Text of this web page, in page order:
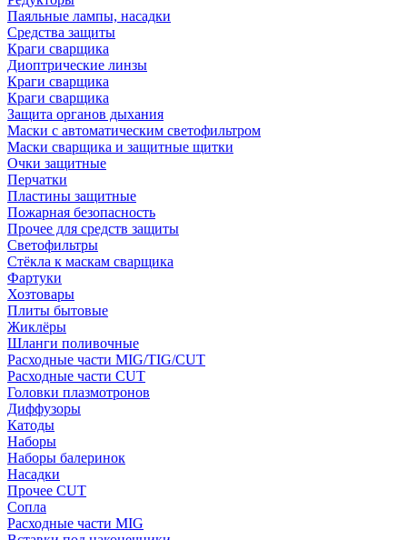
Паяльные лампы, насадки
Средства защиты
Краги сварщика
Диоптрические линзы
Краги сварщика
Краги сварщика
Защита органов дыхания
Маски с автоматическим светофильтром
Маски сварщика и защитные щитки
Очки защитные
Перчатки
Пластины защитные
Пожарная безопасность
Прочее для средств защиты
Светофильтры
Стёкла к маскам сварщика
Фартуки
Хозтовары
Плиты бытовые
Жиклёры
Шланги поливочные
Расходные части MIG/TIG/CUT
Расходные части CUT
Головки плазмотронов
Диффузоры
Катоды
Наборы
Наборы балеринок
Насадки
Прочее CUT
Сопла
Расходные части MIG